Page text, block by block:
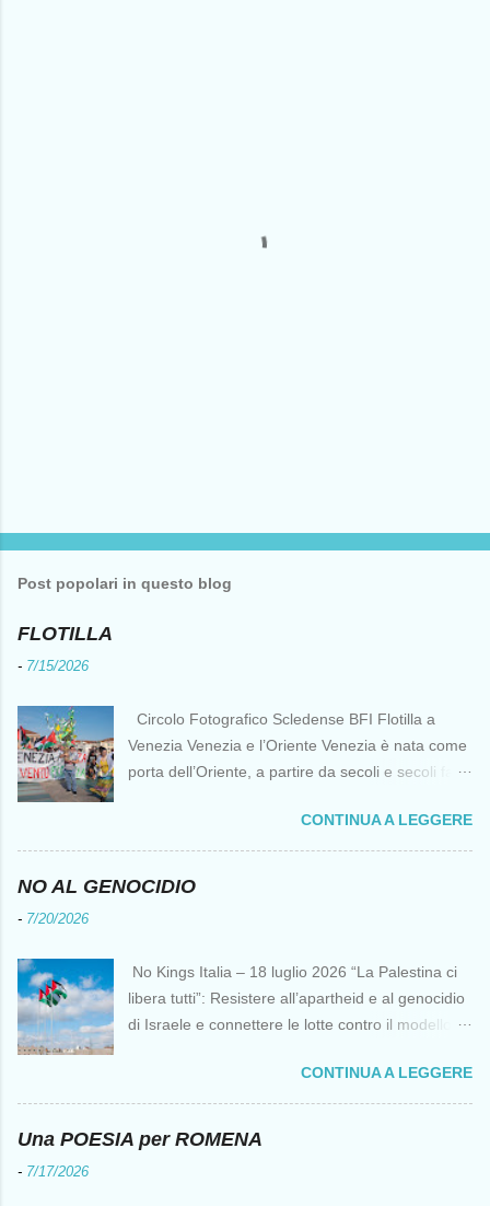
Post popolari in questo blog
FLOTILLA
- 7/15/2026
Circolo Fotografico Scledense BFI Flotilla a
Venezia Venezia e l’Oriente Venezia è nata come
porta dell’Oriente, a partire da secoli e secoli fa ai
di cantierizzazione veneziane divennero preziose
per tutti i crociati diretti a Gerusalemme. Proprio
le crociate fornirono ai veneziani l’occasione per
del Duecento. Dal XIII al XV secolo Venezia
continuò ad avere un ruolo fondamentale nei
rapporti tra l’Europa e l’Oriente, ruolo che si
nemiche più battagliere di Venezia. FLOTILLA Un
CONTINUA A LEGGERE
NO AL GENOCIDIO
- 7/20/2026
No Kings Italia – 18 luglio 2026 “La Palestina ci
libera tutti”: Resistere all’apartheid e al genocidio
di Israele e connettere le lotte contro il modello
Bandiere palestinesi presso il Mausoleo di Yasser
Arafat alla Muqata'a La “totale impunità ” di
Israele ha dato inizio a un’“era del diritto del più
forte ” senza precedenti da decenni,
CONTINUA A LEGGERE
Una POESIA per ROMENA
- 7/17/2026